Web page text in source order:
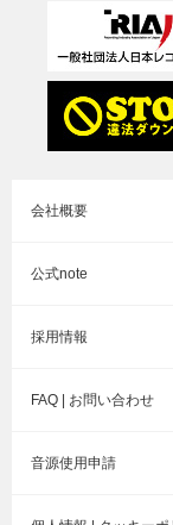
会社概要
公式note
採用情報
FAQ | お問い合わせ
音源使用申請